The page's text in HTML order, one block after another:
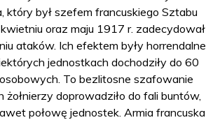
który był szefem francuskiego Sztabu
oraz maju 1917 r. zadecydował
ataków. Ich efektem były horrendalne
jednostkach dochodziły do 60
To bezlitosne szafowanie
żołnierzy doprowadziło do fali buntów,
połowę jednostek. Armia francuska